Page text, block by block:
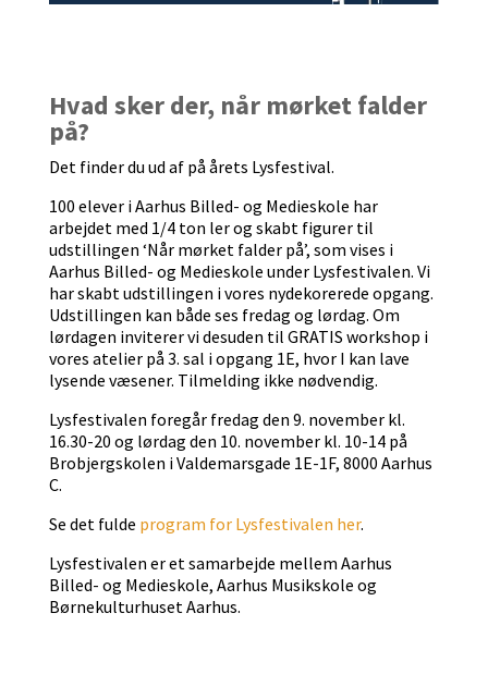
Hvad sker der, når mørket falder
på?
Det finder du ud af på årets Lysfestival.
100 elever i Aarhus Billed- og Medieskole har
arbejdet med 1/4 ton ler og skabt figurer til
udstillingen ‘Når mørket falder på’, som vises i
Aarhus Billed- og Medieskole under Lysfestivalen. Vi
har skabt udstillingen i vores nydekorerede opgang.
Udstillingen kan både ses fredag og lørdag. Om
lørdagen inviterer vi desuden til GRATIS workshop i
vores atelier på 3. sal i opgang 1E, hvor I kan lave
lysende væsener. Tilmelding ikke nødvendig.
Lysfestivalen foregår fredag den 9. november kl.
16.30-20 og lørdag den 10. november kl. 10-14 på
Brobjergskolen i Valdemarsgade 1E-1F, 8000 Aarhus
C.
Se det fulde program for Lysfestivalen her.
Lysfestivalen er et samarbejde mellem Aarhus
Billed- og Medieskole, Aarhus Musikskole og
Børnekulturhuset Aarhus.